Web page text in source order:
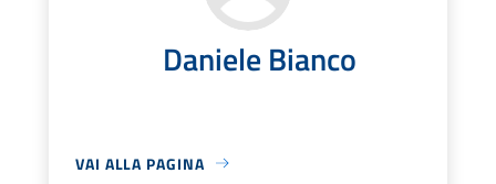
Daniele Bianco
VAI ALLA PAGINA